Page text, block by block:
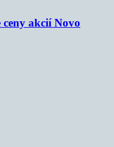
akcií Novo